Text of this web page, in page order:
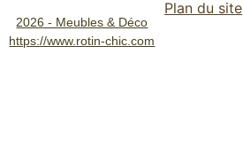
2026 - Meubles & Déco
https://www.rotin-chic.com
Plan du site